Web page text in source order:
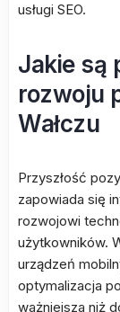
usługi SEO.
Jakie są
rozwoju
Wałczu
Przyszłość
zapowiada się
rozwojowi
użytkowników.
urządzeń
optymalizacja
ważniejsza niż